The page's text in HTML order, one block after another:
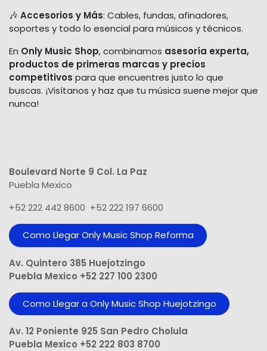
🎶 Accesorios y Más: Cables, fundas, afinadores,
soportes y todo lo esencial para músicos y técnicos.
En Only Music Shop, combinamos asesoría experta,
productos de primeras marcas y precios
competitivos para que encuentres justo lo que
buscas. ¡Visítanos y haz que tu música suene mejor que
nunca!
Boulevard Norte 9 Col. La Paz
Puebla Mexico
+52 222 442 8600 +52 222 197 6600
Como Llegar Only Music Shop​ Reforma
Av. Quintero 385 Huejotzingo
Puebla Mexico +52 227 100 2300
Como Llegar a Only Music Shop Huejotzingo
Av. 12 Poniente 925 San Pedro Cholula
Puebla Mexico +52 222 803 8700